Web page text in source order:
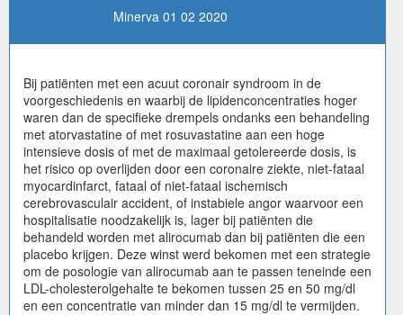
Minerva 01 02 2020
Bij patiënten met een acuut coronair syndroom in de
voorgeschiedenis en waarbij de lipidenconcentraties hoger
waren dan de specifieke drempels ondanks een behandeling
met atorvastatine of met rosuvastatine aan een hoge
intensieve dosis of met de maximaal getolereerde dosis, is
het risico op overlijden door een coronaire ziekte, niet-fataal
myocardinfarct, fataal of niet-fataal ischemisch
cerebrovasculair accident, of instabiele angor waarvoor een
hospitalisatie noodzakelijk is, lager bij patiënten die
behandeld worden met alirocumab dan bij patiënten die een
placebo krijgen. Deze winst werd bekomen met een strategie
om de posologie van alirocumab aan te passen teneinde een
LDL-cholesterolgehalte te bekomen tussen 25 en 50 mg/dl
en een concentratie van minder dan 15 mg/dl te vermijden.